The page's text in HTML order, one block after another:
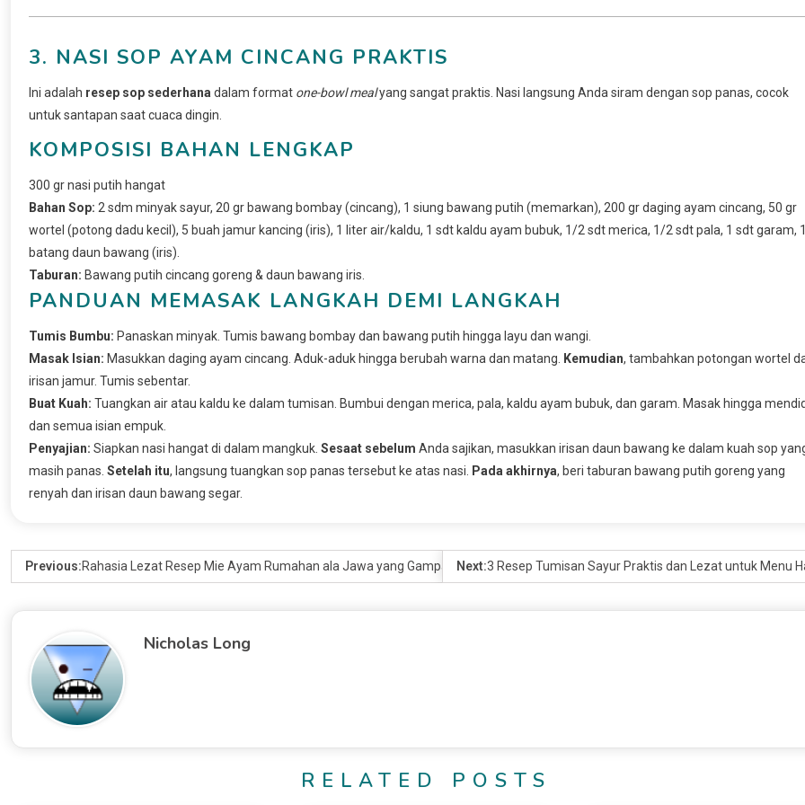
3. NASI SOP AYAM CINCANG PRAKTIS
Ini adalah resep sop sederhana dalam format one-bowl mealyang sangat praktis. Nasi langsung Anda siram dengan sop panas, cocok
untuk santapan saat cuaca dingin.
KOMPOSISI BAHAN LENGKAP
300 gr nasi putih hangat
Bahan Sop: 2 sdm minyak sayur, 20 gr bawang bombay (cincang), 1 siung bawang putih (memarkan), 200 gr daging ayam cincang, 50 gr
wortel (potong dadu kecil), 5 buah jamur kancing (iris), 1 liter air/kaldu, 1 sdt kaldu ayam bubuk, 1/2 sdt merica, 1/2 sdt pala, 1 sdt garam,
batang daun bawang (iris).
Taburan: Bawang putih cincang goreng & daun bawang iris.
PANDUAN MEMASAK LANGKAH DEMI LANGKAH
Tumis Bumbu: Panaskan minyak. Tumis bawang bombay dan bawang putih hingga layu dan wangi.
Masak Isian: Masukkan daging ayam cincang. Aduk-aduk hingga berubah warna dan matang. Kemudian, tambahkan potongan wortel
irisan jamur. Tumis sebentar.
Buat Kuah: Tuangkan air atau kaldu ke dalam tumisan. Bumbui dengan merica, pala, kaldu ayam bubuk, dan garam. Masak hingga
dan semua isian empuk.
Penyajian: Siapkan nasi hangat di dalam mangkuk. Sesaat sebelum Anda sajikan, masukkan irisan daun bawang ke dalam kuah sop
masih panas. Setelah itu, langsung tuangkan sop panas tersebut ke atas nasi. Pada akhirnya, beri taburan bawang putih goreng yang
renyah dan irisan daun bawang segar.
Previous:Rahasia Lezat Resep Mie Ayam Rumahan ala Jawa yang Gampang Dibuat
Next:3 Resep Tumisan Sayur Praktis dan Lezat untuk Menu
Nicholas Long
RELATED POSTS